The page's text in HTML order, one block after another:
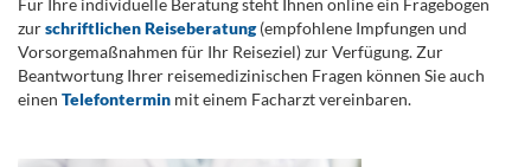
Für Ihre individuelle Beratung steht Ihnen online ein Fragebogen
zurschriftlichen Reiseberatung(empfohlene Impfungen und
Vorsorgemaßnahmen für Ihr Reiseziel) zur Verfügung. Zur
Beantwortung Ihrer reisemedizinischen Fragen können Sie auch
einen Telefontermin mit einem Facharzt vereinbaren.